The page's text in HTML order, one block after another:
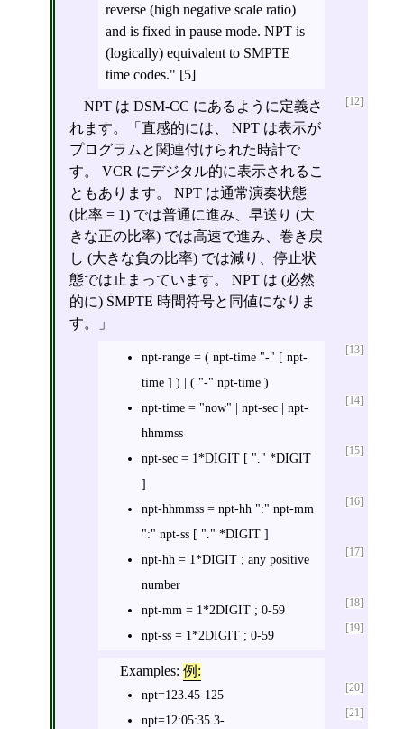
reverse (high negative scale ratio)
and is fixed in pause mode. NPT is
(logically) equivalent to SMPTE
time codes." [5]
[12]
NPT は DSM-CC にあるように定義さ
れます。「直感的には、 NPT は表示が
プログラムと関連付けられた時計で
す。 VCR にデジタル的に表示されるこ
ともあります。 NPT は通常演奏状態
(比率 = 1) では普通に進み、早送り (大
きな正の比率) では高速で進み、巻き戻
し (大きな負の比率) では減り、停止状
態では止まっています。 NPT は (必然
的に) SMPTE 時間符号と同値になりま
す。」
[13]
npt-range = ( npt-time "-" [ npt-
time ] ) | ( "-" npt-time )
[14]
npt-time = "now" | npt-sec | npt-
hhmmss
[15]
npt-sec = 1*DIGIT [ "." *DIGIT
]
[16]
npt-hhmmss = npt-hh ":" npt-mm
":" npt-ss [ "." *DIGIT ]
[17]
npt-hh = 1*DIGIT ; any positive
number
[18]
npt-mm = 1*2DIGIT ; 0-59
[19]
npt-ss = 1*2DIGIT ; 0-59
Examples: 例:
[20]
npt=123.45-125
[21]
npt=12:05:35.3-